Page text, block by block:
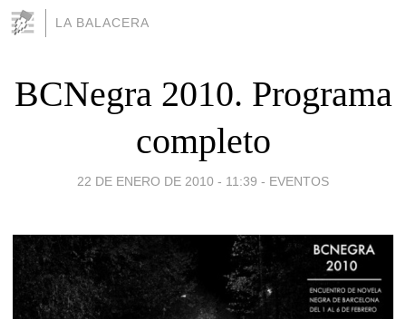
LA BALACERA
BCNegra 2010. Programa
completo
22 DE ENERO DE 2010 - 11:39 - EVENTOS